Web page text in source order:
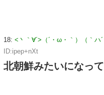
18: <丶｀∀´>（´・ω・｀）（｀
ID:ipep+nXt
北朝鮮みたいになっ